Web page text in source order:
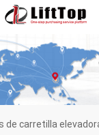
de carretilla